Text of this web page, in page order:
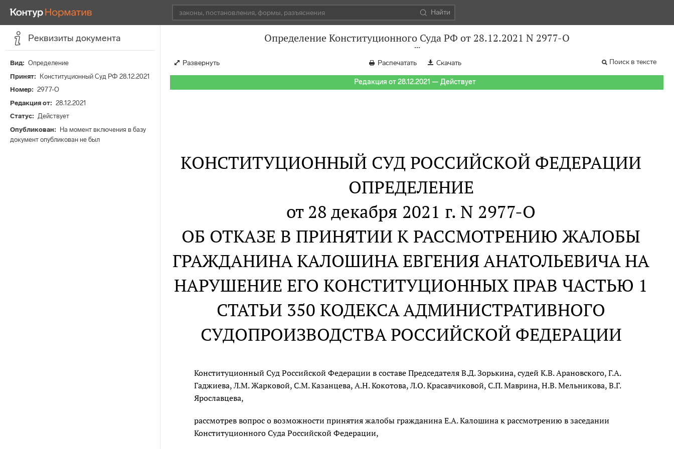
Найти
Реквизиты документа
Вид
Определение
Принят
Конституционный Суд РФ 28.12.2021
Номер
2977-О
Редакция от
28.12.2021
Статус
Действует
Опубликован
На момент включения в базу
документ опубликован не был
Определение Конституционного Суда РФ от 28.12.2021 N 2977-О
Развернуть Распечатать Скачать Поиск в тексте
Редакция от 28.12.2021 — Действует
КОНСТИТУЦИОННЫЙ СУД РОССИЙСКОЙ ФЕДЕРАЦИИ
ОПРЕДЕЛЕНИЕ
от 28 декабря 2021 г. N 2977-О
ОБ ОТКАЗЕ В ПРИНЯТИИ К РАССМОТРЕНИЮ ЖАЛОБЫ
ГРАЖДАНИНА КАЛОШИНА ЕВГЕНИЯ АНАТОЛЬЕВИЧА НА
НАРУШЕНИЕ ЕГО КОНСТИТУЦИОННЫХ ПРАВ ЧАСТЬЮ 1
СТАТЬИ 350 КОДЕКСА АДМИНИСТРАТИВНОГО
СУДОПРОИЗВОДСТВА РОССИЙСКОЙ ФЕДЕРАЦИИ
Конституционный Суд Российской Федерации в составе Председателя В.Д. Зорькина, судей К.В. Арановского, Г.А.
Гаджиева, Л.М. Жарковой, С.М. Казанцева, А.Н. Кокотова, Л.О. Красавчиковой, С.П. Маврина, Н.В. Мельникова, В.Г.
Ярославцева,
рассмотрев вопрос о возможности принятия жалобы гражданина Е.А. Калошина к рассмотрению в заседании
Конституционного Суда Российской Федерации,